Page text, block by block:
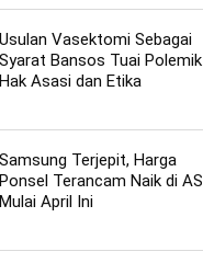
Usulan Vasektomi Sebagai
Syarat Bansos Tuai Polemik
Hak Asasi dan Etika
Samsung Terjepit, Harga
Ponsel Terancam Naik di AS
Mulai April Ini